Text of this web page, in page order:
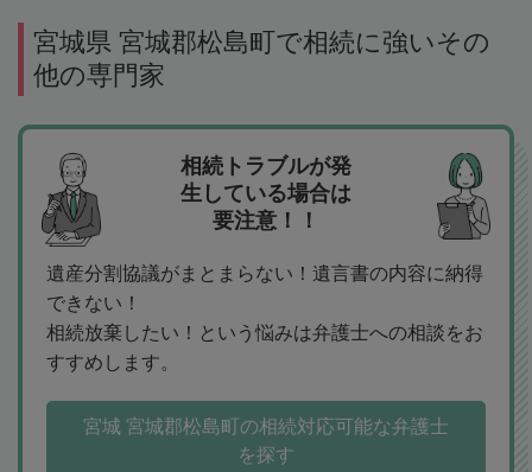
宮城県 宮城郡松島町で相続に強いその
他の専門家
相続トラブルが発
生している場合は
要注意！！
遺産分割協議がまとまらない！遺言書の内容に納得
できない！
相続放棄したい！という悩みは弁護士への相談をお
すすめします。
宮城 宮城郡松島町の相続対応可能な弁護士
を探す